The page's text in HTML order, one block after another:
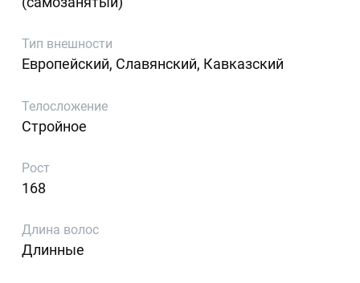
Тип внешности
Европейский, Славянский, Кавказский
Телосложение
Стройное
Рост
168
Длина волос
Длинные